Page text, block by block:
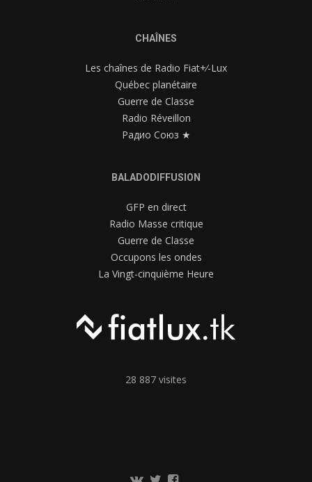
CHAÎNES
Les chaînes de Radio Fiat+⁄-Lux
Québec planétaire
Guerre de Classe
Radio Réveillon
Радио Союз ★
BALADODIFFUSION
GFP en direct
Radio Masse critique
Guerre de Classe
Occupons les ondes
La Vingt-cinquième Heure
28 887 visites
Communauté
TwitterPage